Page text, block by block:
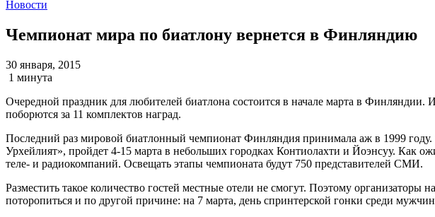
Новости
Чемпионат мира по биатлону вернется в Финляндию
30 января, 2015
1 минута
Очередной праздник для любителей биатлона состоится в начале марта в
поборются за 11 комплектов наград.
Последний раз мировой биатлонный чемпионат Финляндия принимала аж в 1999
Урхейлият», пройдет 4-15 марта в небольших городках Контиолахти и Йоэнсуу. Как
теле- и радиокомпаний. Освещать этапы чемпионата будут 750 представителей СМИ.
Разместить такое количество гостей местные отели не смогут. Поэтому
поторопиться и по другой причине: на 7 марта, день спринтерской гонки среди